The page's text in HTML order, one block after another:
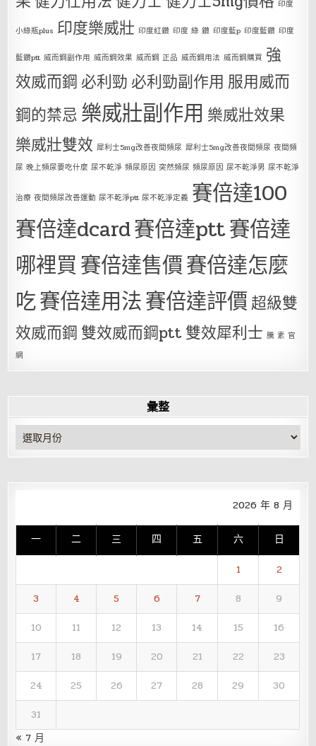
印度
小綠瓶plus 印度樂威壯 印度紅鑽 印度 綠 鑽 印度藍p 印度藍鑽 印度
藍鑽ptt 威而鋼副作用 威而鋼效果 威而鋼 正品 威而鋼用法 威而鋼購買 強
效威而鋼 必利勁 必利勁副作用 服用威而
鋼的禁忌 樂威壯副作用 樂威壯效果
樂威壯雙效 犀利士5mg改善夜間頻尿 犀利士5mg改善夜間頻尿 夜間頻
尿 晚上頻尿要吃什麼 尿不乾淨 頻尿原因 突然頻尿 頻尿原因 尿不乾淨男 尿不乾淨
治療 夜間頻尿改善運動 尿不乾淨ptt 尿不乾淨定義 賽倍達100
賽倍達dcard賽倍達ptt賽倍達
哪裡買賽倍達售價賽倍達怎麼
吃賽倍達用法賽倍達評價超級雙
效威而鋼 雙效威而鋼ptt 雙效犀利士 騰 素 官
網
彙整
彙
整
2026 年 8 月
一 二 三 四 五 六 日
1
2
3
4 5 6 7 8
9
10
11 12 13 14 15
16
17
18 19 20 21 22
23
24
25 26 27 28 29
30
31
« 7 月